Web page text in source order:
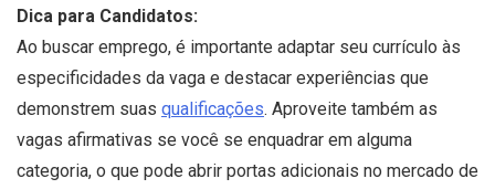
Dica para Candidatos:
Ao buscar emprego, é importante adaptar seu currículo às
especificidades da vaga e destacar experiências que
demonstrem suas qualificações. Aproveite também as
vagas afirmativas se você se enquadrar em alguma
categoria, o que pode abrir portas adicionais no mercado de